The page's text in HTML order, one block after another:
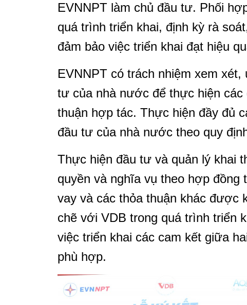
EVNNPT làm chủ đầu tư. Phối
quá trình triển khai, định kỳ rà
đảm bảo việc triển khai đạt hiệu
EVNNPT có trách nhiệm xem
tư của nhà nước để thực hiện
thuận hợp tác. Thực hiện đầy đủ
đầu tư của nhà nước theo quy
Thực hiện đầu tư và quản lý khai
quyền và nghĩa vụ theo hợp đồng
vay và các thỏa thuận khác được
chẽ với VDB trong quá trình triển
việc triển khai các cam kết giữa
phù hợp.